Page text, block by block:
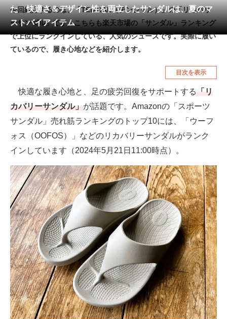
工具・DIY 本・DVD・CD
生活家電 生活用品
空調・季節家電 美容・コスメ
釣り具・釣り用品 食品・飲料・お酒
メディア
ITの今と未来を見通す
スマホと通信の最新トレンド
進化するPCとデバイスの未来
好きが集まる 比べて選べる
ビジネスと働き方のヒント
AI活用のいまが分かる
企業ITのトレンドを詳説
た 快適さ＆デザイン性を両立したサンダルは、夏のマ
ストバイアイテム
今回紹介するのは、「TENTIAL（テンシャル）」の「リカバリ
ーサンダル」です。こちらも楽天市場の「サンダル」ランキング
で上位にランクインしている、人気のシューズです。実際に履い
ているので、履き心地などを紹介します。
目次を表示
快適な履き心地と、足の疲労回復をサポートする「リ
カバリーサンダル」が話題です。Amazonの「スポーツ
サンダル」売れ筋ランキングのトップ10には、「ウーフ
ォス（OOFOS）」などのリカバリーサンダルがランク
インしています（2024年5月21日11:00時点）。